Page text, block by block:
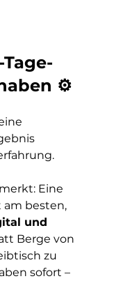
⚙️
Eine
besten,
und
Berge von
zu
sofort –